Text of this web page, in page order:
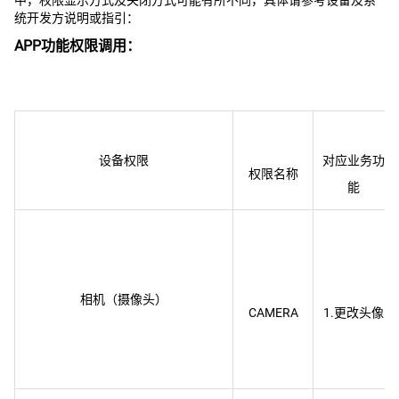
统开发方说明或指引：
APP功能权限调用：
设备权限
权限名称
对应业务功
相机（摄像头）
CAMERA